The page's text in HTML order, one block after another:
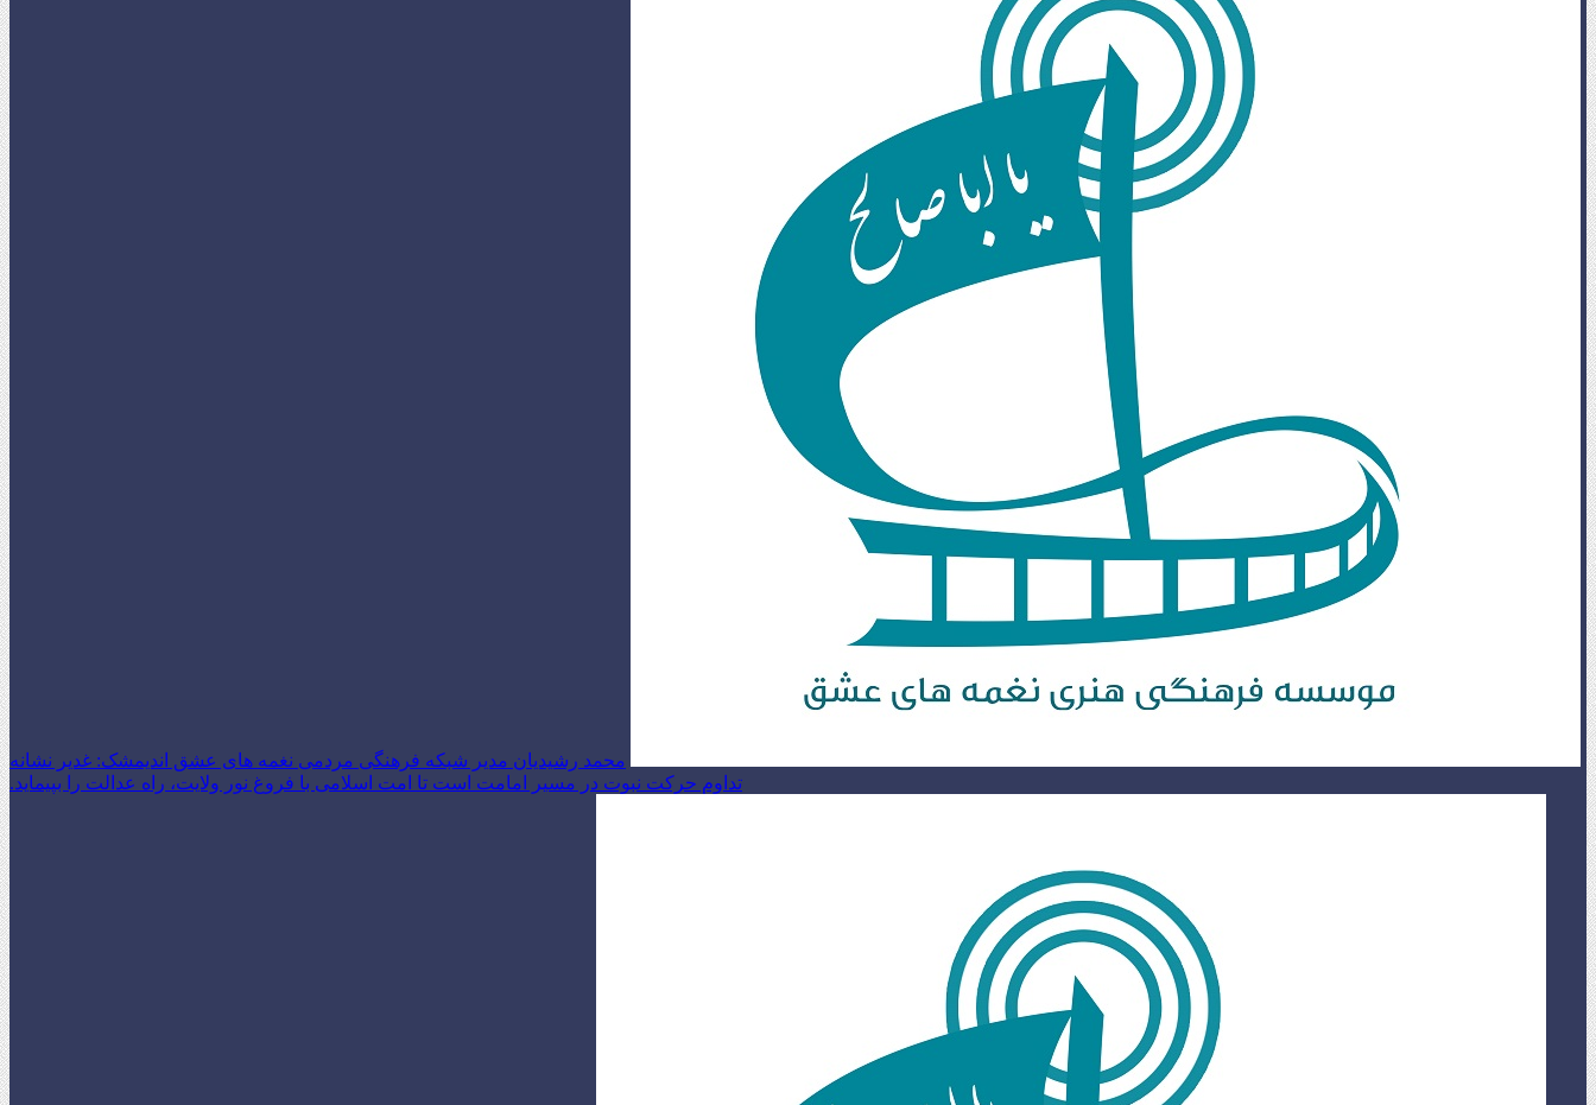
محمد رشیدیان مدیر شبکه فرهنگی مردمی نغمه های عشق اندیمشک: غدیر نشانه
تداوم حرکت نبوت در مسیر امامت است تا امت اسلامی با فروغ نور ولایت، راه عدالت را بپیماید.